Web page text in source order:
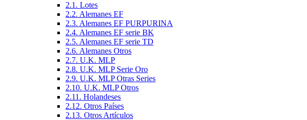
2.1. Lotes
2.2. Alemanes EF
2.3. Alemanes EF PURPURINA
2.4. Alemanes EF serie BK
2.5. Alemanes EF serie TD
2.6. Alemanes Otros
2.7. U.K. MLP
2.8. U.K. MLP Serie Oro
2.9. U.K. MLP Otras Series
2.10. U.K. MLP Otros
2.11. Holandeses
2.12. Otros Países
2.13. Otros Artículos